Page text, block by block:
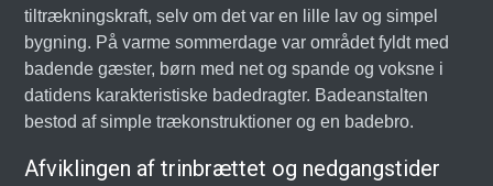
tiltrækningskraft, selv om det var en lille lav og simpel
bygning. På varme sommerdage var området fyldt med
badende gæster, børn med net og spande og voksne i
datidens karakteristiske badedragter. Badeanstalten
bestod af simple trækonstruktioner og en badebro.
Afviklingen af trinbrættet og nedgangstider